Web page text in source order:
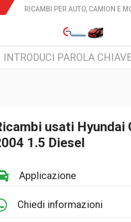
RICAMBI PER AUTO, CAMION E
usati Hyundai
1.5 Diesel
Applicazione
Chiedi informazioni